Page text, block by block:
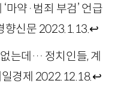
마약·범죄 부검’ 언급
향신문 2023.1.13.↩
없는데… 정치인들, 계
일경제 2022.12.18.↩